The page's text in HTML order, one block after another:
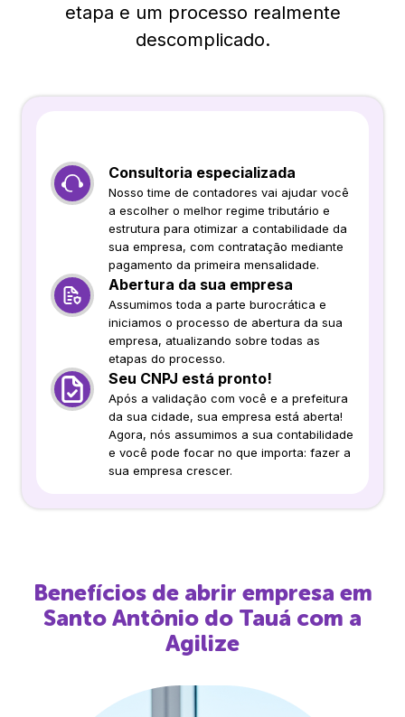
etapa e um processo realmente
descomplicado.
Consultoria especializada
Nosso time de contadores vai ajudar você
a escolher o melhor regime tributário e
estrutura para otimizar a contabilidade da
sua empresa, com contratação mediante
pagamento da primeira mensalidade.
Abertura da sua empresa
Assumimos toda a parte burocrática e
iniciamos o processo de abertura da sua
empresa, atualizando sobre todas as
etapas do processo.
Seu CNPJ está pronto!
Após a validação com você e a prefeitura
da sua cidade, sua empresa está aberta!
Agora, nós assumimos a sua contabilidade
e você pode focar no que importa: fazer a
sua empresa crescer.
Benefícios de abrir empresa em
Santo Antônio do Tauá com a
Agilize